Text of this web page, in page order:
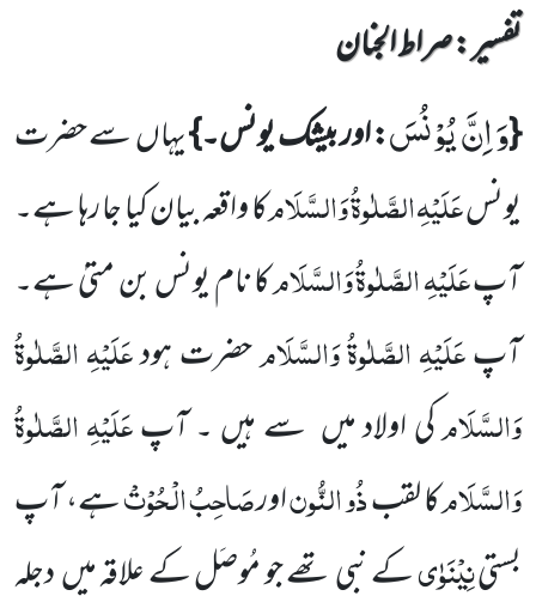
تفسیر : ‎صراط الجنان
{وَ اِنَّ یُوْنُسَ: اور بیشک یونس۔}یہاںسے حضرت
یونسعَلَیْہِالصَّلٰوۃُوَالسَّلَامکا واقعہ بیان کیا جا رہا ہے۔
آپعَلَیْہِالصَّلٰوۃُوَالسَّلَامکا نام یونس بن متیٰ ہے۔
آپعَلَیْہِالصَّلٰوۃُوَالسَّلَامحضرت ہودعَلَیْہِالصَّلٰوۃُ
وَالسَّلَامکی اولاد میں سے ہیں ۔ آپعَلَیْہِالصَّلٰوۃُ
وَالسَّلَامکا لقبذُوالنُّوناورصَاحِبُالْحُوْتْہے، آپ
بستینِیْنَوٰیکے نبی تھے جو مُوصَل کے علاقہ میںدجلہ